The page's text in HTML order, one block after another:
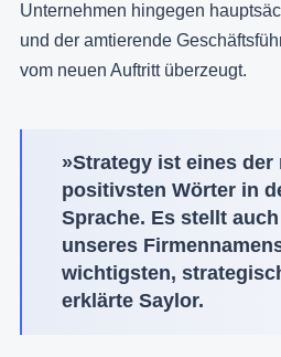
Unternehmen hingegen
und der amtierende
vom neuen Auftritt überzeugt.
»Strategy ist eines der
positivsten Wörter in
Sprache. Es stellt
unseres
wichtigsten,
erklärte Saylor.